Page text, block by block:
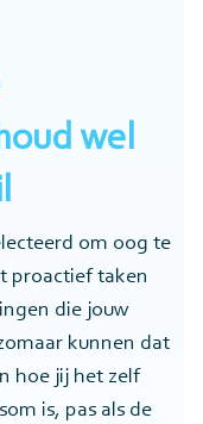
wel
om oog te
proactief taken
die jouw
kunnen dat
hoe jij het zelf
is, pas als de